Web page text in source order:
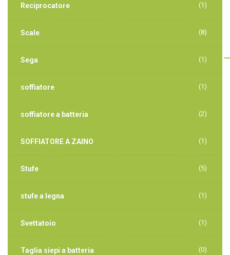
Reciprocatore (1)
Scale (8)
Sega (1)
soffiatore (1)
soffiatore a batteria (2)
SOFFIATORE A ZAINO (1)
Stufe (5)
stufe a legna (1)
Svettatoio (1)
Taglia siepi a batteria (0)